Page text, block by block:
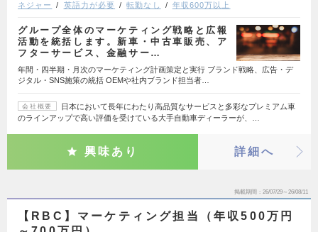
ネジャー
英語力が必要 転勤なし 年収600万以上
グループ全体のマーケティング戦略と広報
活動を統括します。新車・中古車販売、ア
フターサービス、金融サー…
年間・四半期・月次のマーケティング計画策定と実行 ブランド戦略、広告・デ
ジタル・SNS施策の統括 OEMや社内ブランド担当者…
会社概要
日本において長年にわたり高品質なサービスと多彩なプレミアム車
のラインアップで高い評価を受けている大手自動車ディーラーが、…
興味あり 詳細へ
掲載期間 26/07/29～26/08/11
【RBC】マーケティング担当（年収500万円